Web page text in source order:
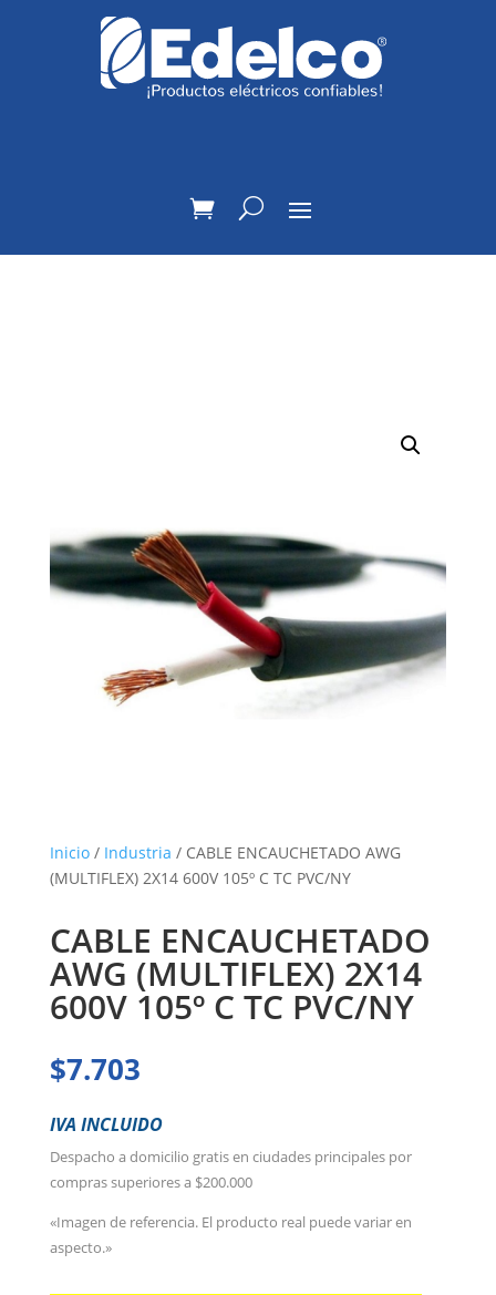
Inicio/ Industria / CABLE ENCAUCHETADO AWG
(MULTIFLEX) 2X14 600V 105º C TC PVC/NY
CABLE ENCAUCHETADO
AWG (MULTIFLEX) 2X14
600V 105º C TC PVC/NY
$7.703
IVA INCLUIDO
Despacho a domicilio gratis en ciudades principales por
compras superiores a $200.000
«Imagen de referencia. El producto real puede variar en
aspecto.»